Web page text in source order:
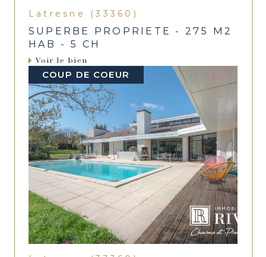
Latresne (33360)
SUPERBE PROPRIETE - 275 M2
HAB - 5 CH
Voir le bien
COUP DE COEUR